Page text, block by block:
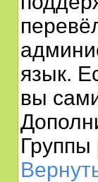
язык.
вы
Группы